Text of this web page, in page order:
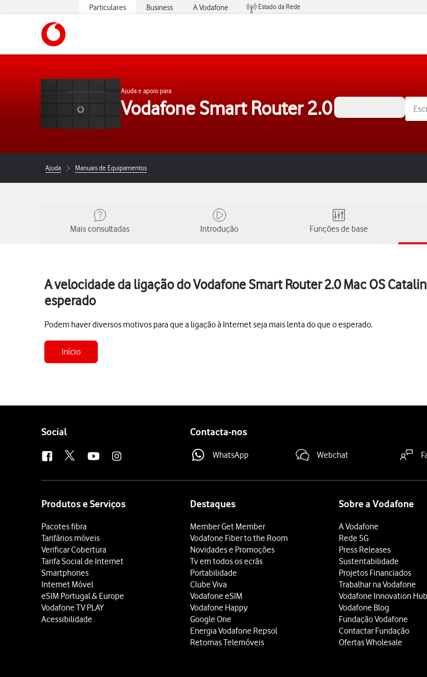
Particulares Business A Vodafone
Estado da Rede
Ajuda e apoio para
Vodafone Smart Router 2.0
Ajuda Manuais de Equipamentos
Mais consultadas Introdução Funções de base
A velocidade da ligação do Vodafone Smart Router 2.0 Mac OS
esperado
Podem haver diversos motivos para que a ligação à Internet seja mais lenta do que o esperado.
Início
Follow
Social Contacta-nos
WhatsApp Webchat
Produtos e Serviços
Pacotes fibra
Tarifários móveis
Verificar Cobertura
Tarifa Social de Internet
Smartphones
Internet Móvel
eSIM Portugal & Europe
Vodafone TV PLAY
Acessibilidade
Destaques
Member Get Member
Vodafone Fiber to the Room
Novidades e Promoções
Tv em todos os ecrãs
Portabilidade
Clube Viva
Vodafone eSIM
Vodafone Happy
Google One
Energia Vodafone Repsol
Retomas Telemóveis
Sobre a Vodafone
A Vodafone
Rede 5G
Press Releases
Sustentabilidade
Projetos Financiados
Trabalhar na Vodafone
Vodafone Innovation Hub
Vodafone Blog
Fundação Vodafone
Contactar Fundação
Ofertas Wholesale